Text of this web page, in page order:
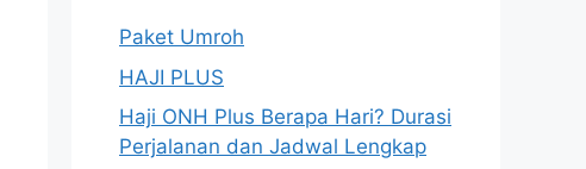
Paket Umroh
HAJI PLUS
Haji ONH Plus Berapa Hari? Durasi
Perjalanan dan Jadwal Lengkap